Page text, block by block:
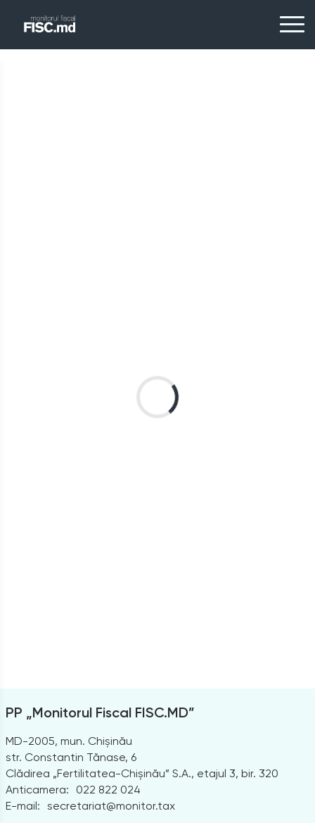
PP „Monitorul Fiscal FISC.MD”
MD-2005, mun. Chișinău
str. Constantin Tănase, 6
Clădirea „Fertilitatea-Chișinău” S.A., etajul 3, bir. 320
Anticamera:
022 822 024
E-mail: secretariat@monitor.tax